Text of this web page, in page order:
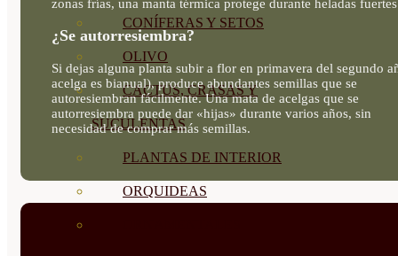
CONÍFERAS Y SETOS
OLIVO
CACTUS, CRASAS Y
SUCULENTAS
PLANTAS DE INTERIOR
ORQUIDEAS
zonas frías, una manta térmica protege durante heladas
¿Se autorresiembra?
Si dejas alguna planta subir a flor en primavera del segundo
acelga es bianual), produce abundantes semillas que se
autoresiembran fácilmente. Una mata de acelgas que se
autorresiembra puede dar «hijas» durante varios años, sin
necesidad de comprar más semillas.